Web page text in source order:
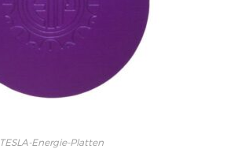
TESLA-Energie-Platten